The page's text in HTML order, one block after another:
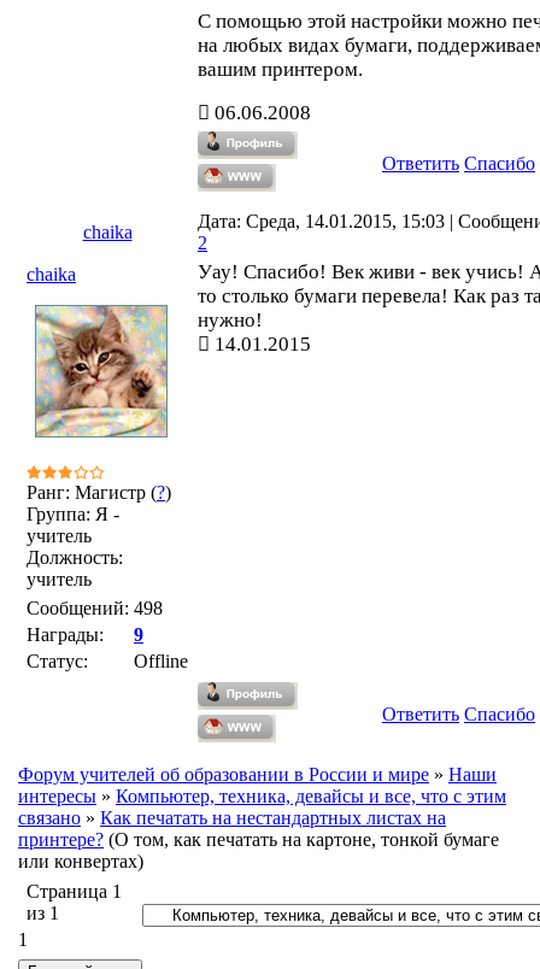
С помощью этой настройки можно
на любых видах бумаги,
вашим принтером.
06.06.2008
Ответить Спасибо
chaika
Дата: Среда, 14.01.2015, 15:03 |
2
chaika
Ранг: Магистр (?)
Группа: Я -
учитель
Должность:
учитель
Сообщений: 498
Награды:
9
Статус:
Offline
Уау! Спасибо! Век живи - век учись!
то столько бумаги перевела! Как раз
нужно!
14.01.2015
Ответить Спасибо
Форум учителей об образовании в России и мире » Наши
интересы » Компьютер, техника, девайсы и все, что с этим
связано » Как печатать на нестандартных листах на
принтере? (О том, как печатать на картоне, тонкой бумаге
или конвертах)
Страница 1
из 1
1